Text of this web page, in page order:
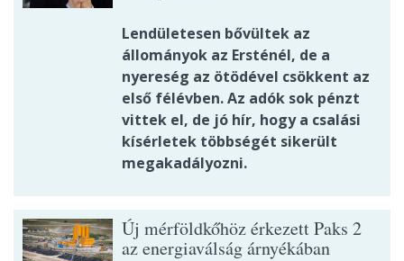
Lendületesen bővültek az
állományok az Ersténél, de a
nyereség az ötödével csökkent az
első félévben. Az adók sok pénzt
vittek el, de jó hír, hogy a csalási
kísérletek többségét sikerült
megakadályozni.
Új mérföldkőhöz érkezett Paks 2
az energiaválság árnyékában